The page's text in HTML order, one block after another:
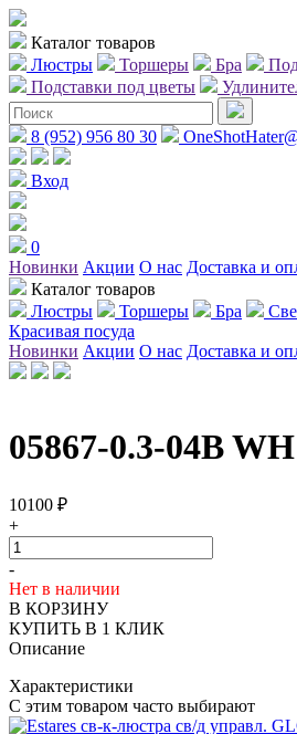
Каталог товаров
Люстры
Торшеры Бра
Подставки под цветы
8 (952) 956 80 30
Вход
0
Новинки Акции О нас Доставка и
Каталог товаров
Люстры
Торшеры Бра
Красивая посуда
Новинки Акции О нас Доставка и
05867-0.3-04B
10100 ₽
+
-
Нет в наличии
В КОРЗИНУ
КУПИТЬ В 1 КЛИК
Описание
Характеристики
С этим товаром часто выбирают